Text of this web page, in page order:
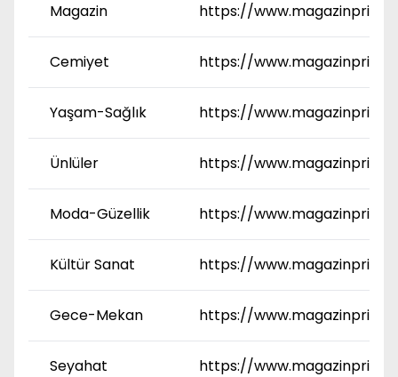
Magazin https://
Cemiyet https://
Yaşam-Sağlık https://
Ünlüler https://
Moda-Güzellik https://
Kültür Sanat https://
Gece-Mekan https://
Seyahat https://